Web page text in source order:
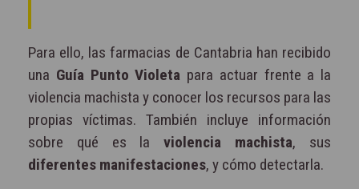
Para ello, las farmacias de Cantabria han recibido
una Guía Punto Violeta para actuar frente a la
violencia machista y conocer los recursos para las
propias víctimas. También incluye información
sobre qué es laviolencia machista, sus
diferentes manifestaciones, y cómo detectarla.